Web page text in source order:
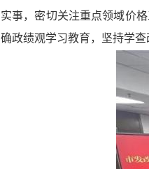
实事，密切关注重点领域价
确政绩观学习教育，坚持学